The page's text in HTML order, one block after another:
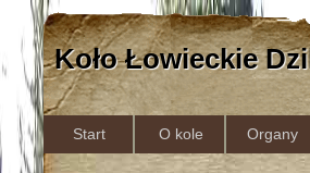
Koło Łowieckie
Start O kole Organy